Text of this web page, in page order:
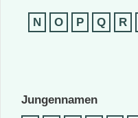
N O P Q R
Jungennamen